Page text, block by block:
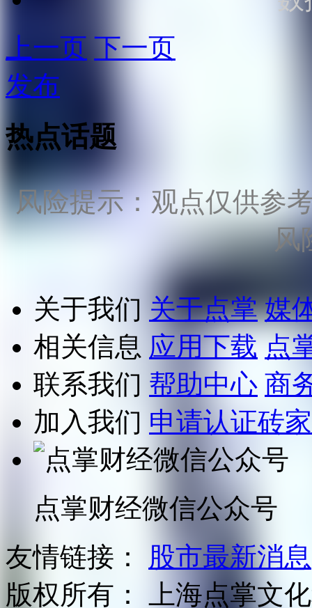
上一页 下一页
发布
热点话题
风险提示：观点仅供参
风
关于我们 关于点掌 媒
相关信息 应用下载 点
联系我们 帮助中心 商
加入我们 申请认证砖家
点掌财经微信公众号
友情链接：
股市最新消息
版权所有：
上海点掌文